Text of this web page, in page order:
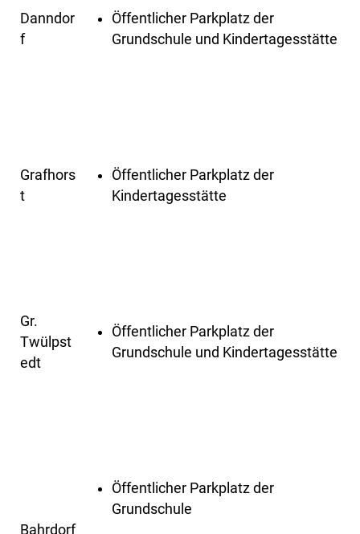
Danndor
f
Öffentlicher Parkplatz der
Grundschule und Kindertagesstätte
Grafhors
t
Öffentlicher Parkplatz der
Kindertagesstätte
Gr.
Twülpst
edt
Öffentlicher Parkplatz der
Grundschule und Kindertagesstätte
Bahrdorf
Öffentlicher Parkplatz der
Grundschule